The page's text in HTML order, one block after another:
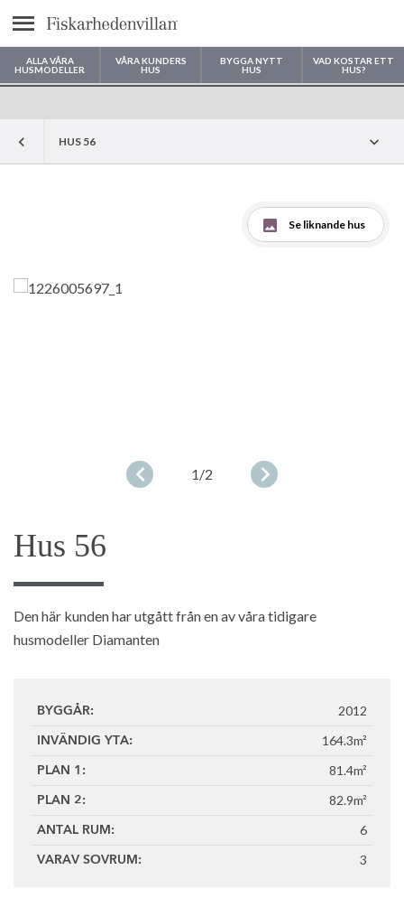
Meny
ALLA VÅRA
HUSMODELLER
VÅRA KUNDERS
HUS
BYGGA NYTT
HUS
VAD KOSTAR ETT
HUS?
Var vill du bygga ditt hus?
HUS 56
Se liknande hus
1/2
Hus 56
Den här kunden har utgått från en av våra tidigare
husmodeller Diamanten
BYGGÅR: 2012
INVÄNDIG YTA: 164.3m²
PLAN 1: 81.4m²
PLAN 2: 82.9m²
ANTAL RUM: 6
VARAV SOVRUM: 3